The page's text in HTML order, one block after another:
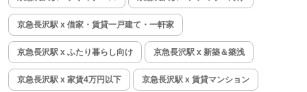
京急長沢駅 x 借家・賃貸一戸建て・一軒家
京急長沢駅 x ふたり暮らし向け 京急長沢駅 x 新築＆築浅
京急長沢駅 x 家賃4万円以下 京急長沢駅 x 賃貸マンション